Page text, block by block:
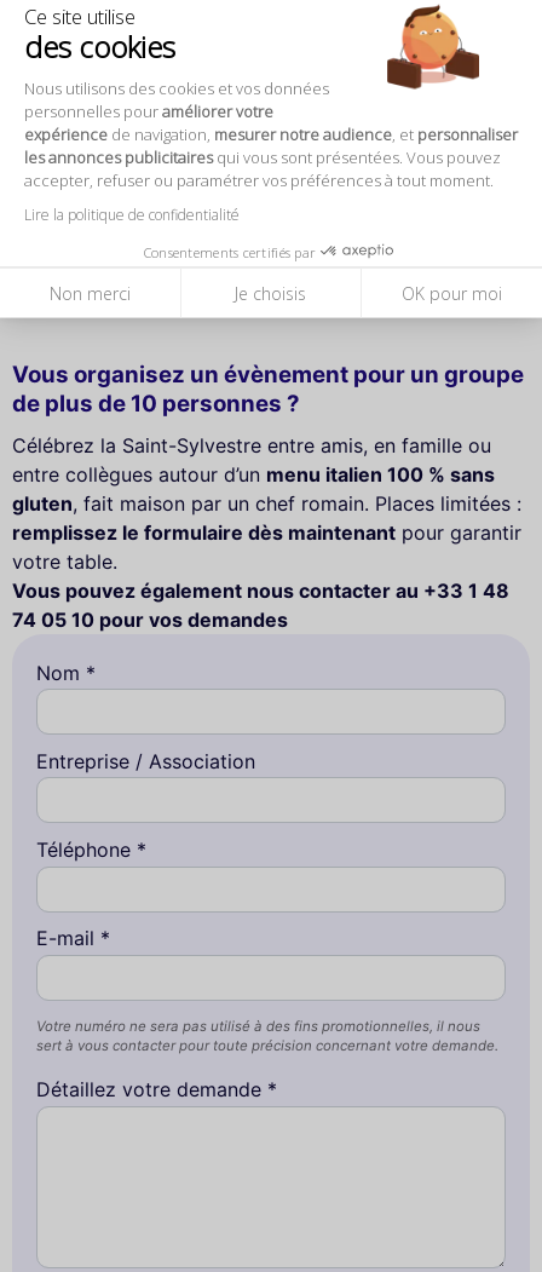
Ce site utilise
des cookies
Nous utilisons des cookies et vos données
personnelles pouraméliorer votre
expérience de navigation, mesurer notre audience , et personnaliser
les annonces publicitairesqui vous sont présentées. Vous pouvez
accepter, refuser ou paramétrer vos préférences à tout moment.
Lire la politique de confidentialité
Consentements certifiés par
Non merci Je choisis OK pour moi
Desserts au choix
Tronchetto di Natale, mousse de noisette
Bavarese orange, gèle de citron et zeste d’orange confit
🎉 Réveillon du Nouvel An en groupe
chez Little Nonna
Vous organisez un évènement pour un groupe
de plus de 10 personnes ?
Célébrez la Saint-Sylvestre entre amis, en famille ou
entre collègues autour d’un menu italien 100 % sans
gluten, fait maison par un chef romain. Places limitées :
remplissez le formulaire dès maintenant pour garantir
votre table.
Vous pouvez également nous contacter au +33 1 48
74 05 10 pour vos demandes
Nom *
Entreprise / Association
Téléphone *
E-mail *
Votre numéro ne sera pas utilisé à des fins promotionnelles, il nous
sert à vous contacter pour toute précision concernant votre demande.
Détaillez votre demande *